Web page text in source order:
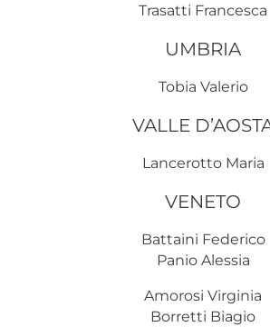
Trasatti Francesca
UMBRIA
Tobia Valerio
VALLE
Lancerotto Maria
VENETO
Battaini Federico
Panio Alessia
Amorosi Virginia
Borretti Biagio